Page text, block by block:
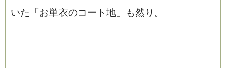
いた「お単衣のコート地」も然り。